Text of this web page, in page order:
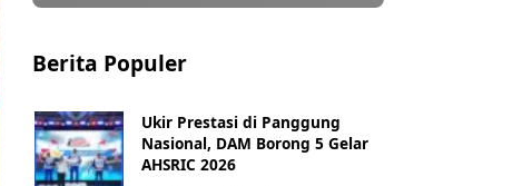
Berita Populer
Ukir Prestasi di Panggung
Nasional, DAM Borong 5 Gelar
AHSRIC 2026